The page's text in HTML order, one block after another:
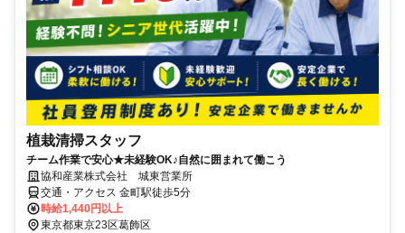
植栽清掃スタッフ
チーム作業で安心★未経験OK♪自然に囲まれて働こう
協和産業株式会社 城東営業所
交通・アクセス 金町駅徒歩5分
時給1,440円以上
東京都東京23区葛飾区